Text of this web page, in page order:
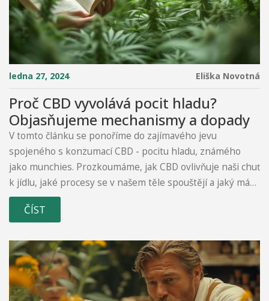
ledna 27, 2024 Eliška Novotná
Proč CBD vyvolává pocit hladu?
Objasňujeme mechanismy a dopady
V tomto článku se ponoříme do zajímavého jevu
spojeného s konzumací CBD - pocitu hladu, známého
jako munchies. Prozkoumáme, jak CBD ovlivňuje naši chuť
k jídlu, jaké procesy se v našem těle spouštějí a jaký má
tento efekt dopad na naše zdraví a denní rutinu.
Nabídneme vám také pár užitečných tipů, jak se s tímto
ČÍST